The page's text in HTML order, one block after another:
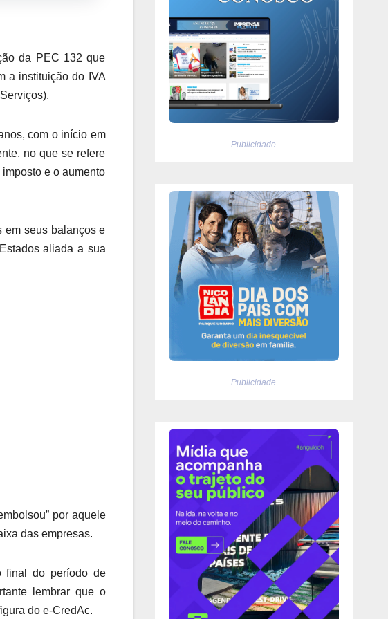
da PEC 132 que
a instituição do IVA
com o início em
no que se refere
e o aumento
em seus balanços e
aliada a sua
por aquele
das empresas.
final do período de
lembrar que o
do e-CredAc.
Publicidade
Publicidade